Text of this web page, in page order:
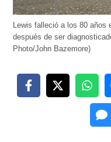
Lewis falleció a los 80
después de ser
Photo/John Bazemore)